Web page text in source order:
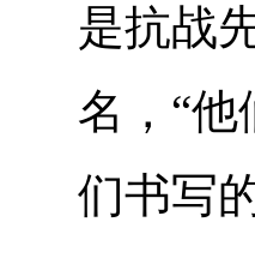
是抗战
名，“
们书写